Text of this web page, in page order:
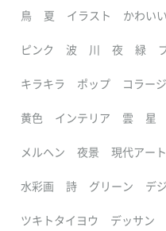
鳥 夏 イラスト かわいい
ピンク 波 川 夜 緑
キラキラ ポップ コラー
黄色 インテリア 雲 星
メルヘン 夜景 現代アート
水彩画 詩 グリーン デ
ツキトタイヨウ デッサン